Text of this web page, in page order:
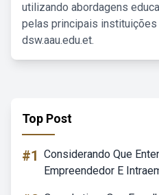
utilizando abordagens
pelas principais instituições
dsw.aau.edu.et.
Top Post
#1 Considerando Que
Empreendedor E